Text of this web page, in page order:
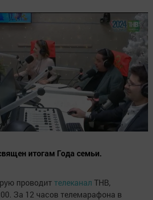
итогам Года семьи.
проводиттелеканал ТНВ,
За 12 часов телемарафона в